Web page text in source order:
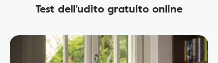
Test dell’udito gratuito online